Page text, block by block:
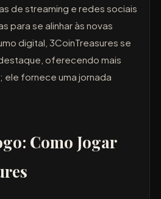
de streaming e redes sociais
para se alinhar às novas
digital, 3CoinTreasures se
oferecendo mais
ele fornece uma jornada
Como Jogar